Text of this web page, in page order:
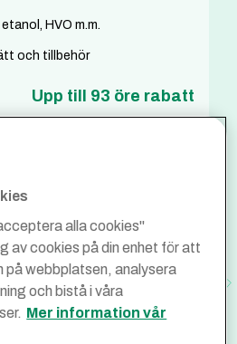
HVO m.m.
och tillbehör
Upp till 93 öre rabatt
sparar
en bil som tankar diesel
mot listpris), körs 3500
alla cookies"
av cookies på din enhet för att
på webbplatsen, analysera
och bistå i våra
Mer information vår